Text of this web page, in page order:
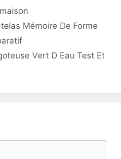
Mémoire De Forme
Vert D Eau Test Et